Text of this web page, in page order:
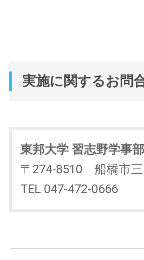
実施に関するお問
東邦大学 習志野学事
〒274-8510 船橋市三
TEL 047-472-0666